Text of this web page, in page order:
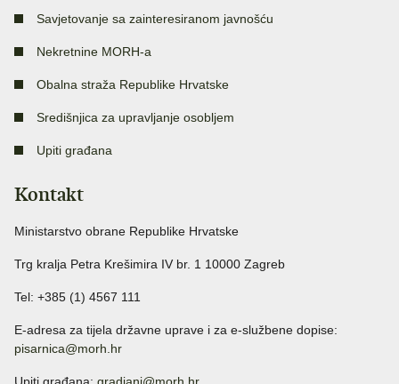
Savjetovanje sa zainteresiranom javnošću
Nekretnine MORH-a
Obalna straža Republike Hrvatske
Središnjica za upravljanje osobljem
Upiti građana
Kontakt
Ministarstvo obrane Republike Hrvatske
Trg kralja Petra Krešimira IV br. 1 10000 Zagreb
Tel: +385 (1) 4567 111
E-adresa za tijela državne uprave i za e-službene dopise:
pisarnica@morh.hr